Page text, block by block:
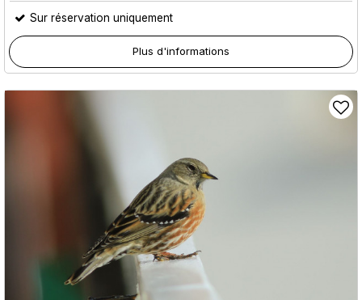
Sur réservation uniquement
Plus d'informations